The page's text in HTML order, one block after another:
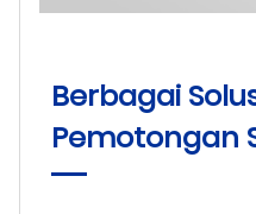
Berbagai
Pemotongan